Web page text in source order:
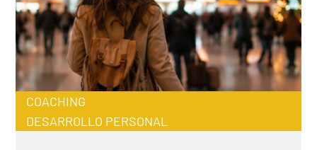
COACHING
DESARROLLO PERSONAL